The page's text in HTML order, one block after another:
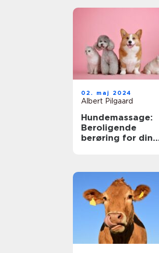
02. maj 2024
Albert Pilgaard
Hundemassage:
Beroligende
berøring for din